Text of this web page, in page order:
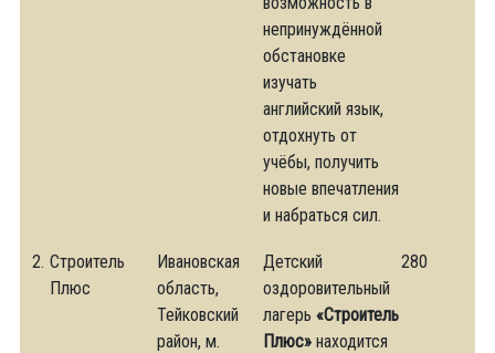
непринуждённой
обстановке
изучать
английский язык,
отдохнуть от
учёбы, получить
новые впечатления
и набраться сил.
2. Строитель
Плюс
Ивановская
область,
Тейковский
район, м.
Детский
оздоровительный
лагерь «Строитель
Плюс» находится
280